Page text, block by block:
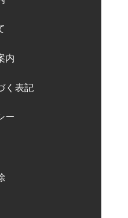
内
く表記
ー